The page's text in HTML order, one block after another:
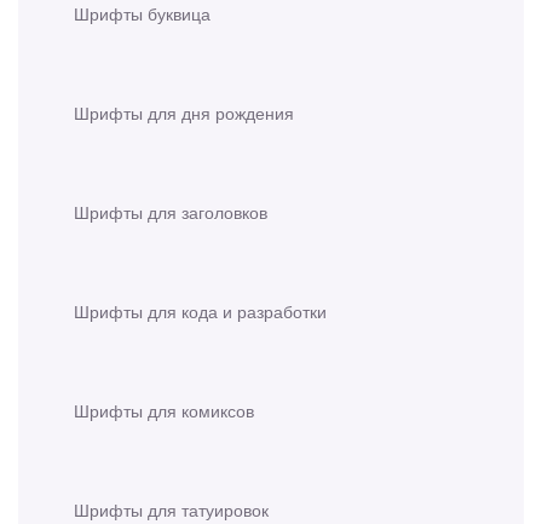
Шрифты буквица
Шрифты для дня рождения
Шрифты для заголовков
Шрифты для кода и разработки
Шрифты для комиксов
Шрифты для татуировок